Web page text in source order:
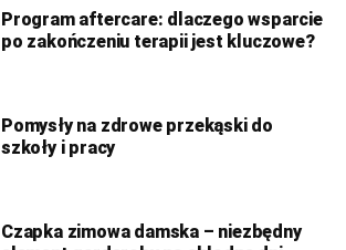
Program aftercare: dlaczego wsparcie
po zakończeniu terapii jest kluczowe?
Pomysły na zdrowe przekąski do
szkoły i pracy
Czapka zimowa damska – niezbędny